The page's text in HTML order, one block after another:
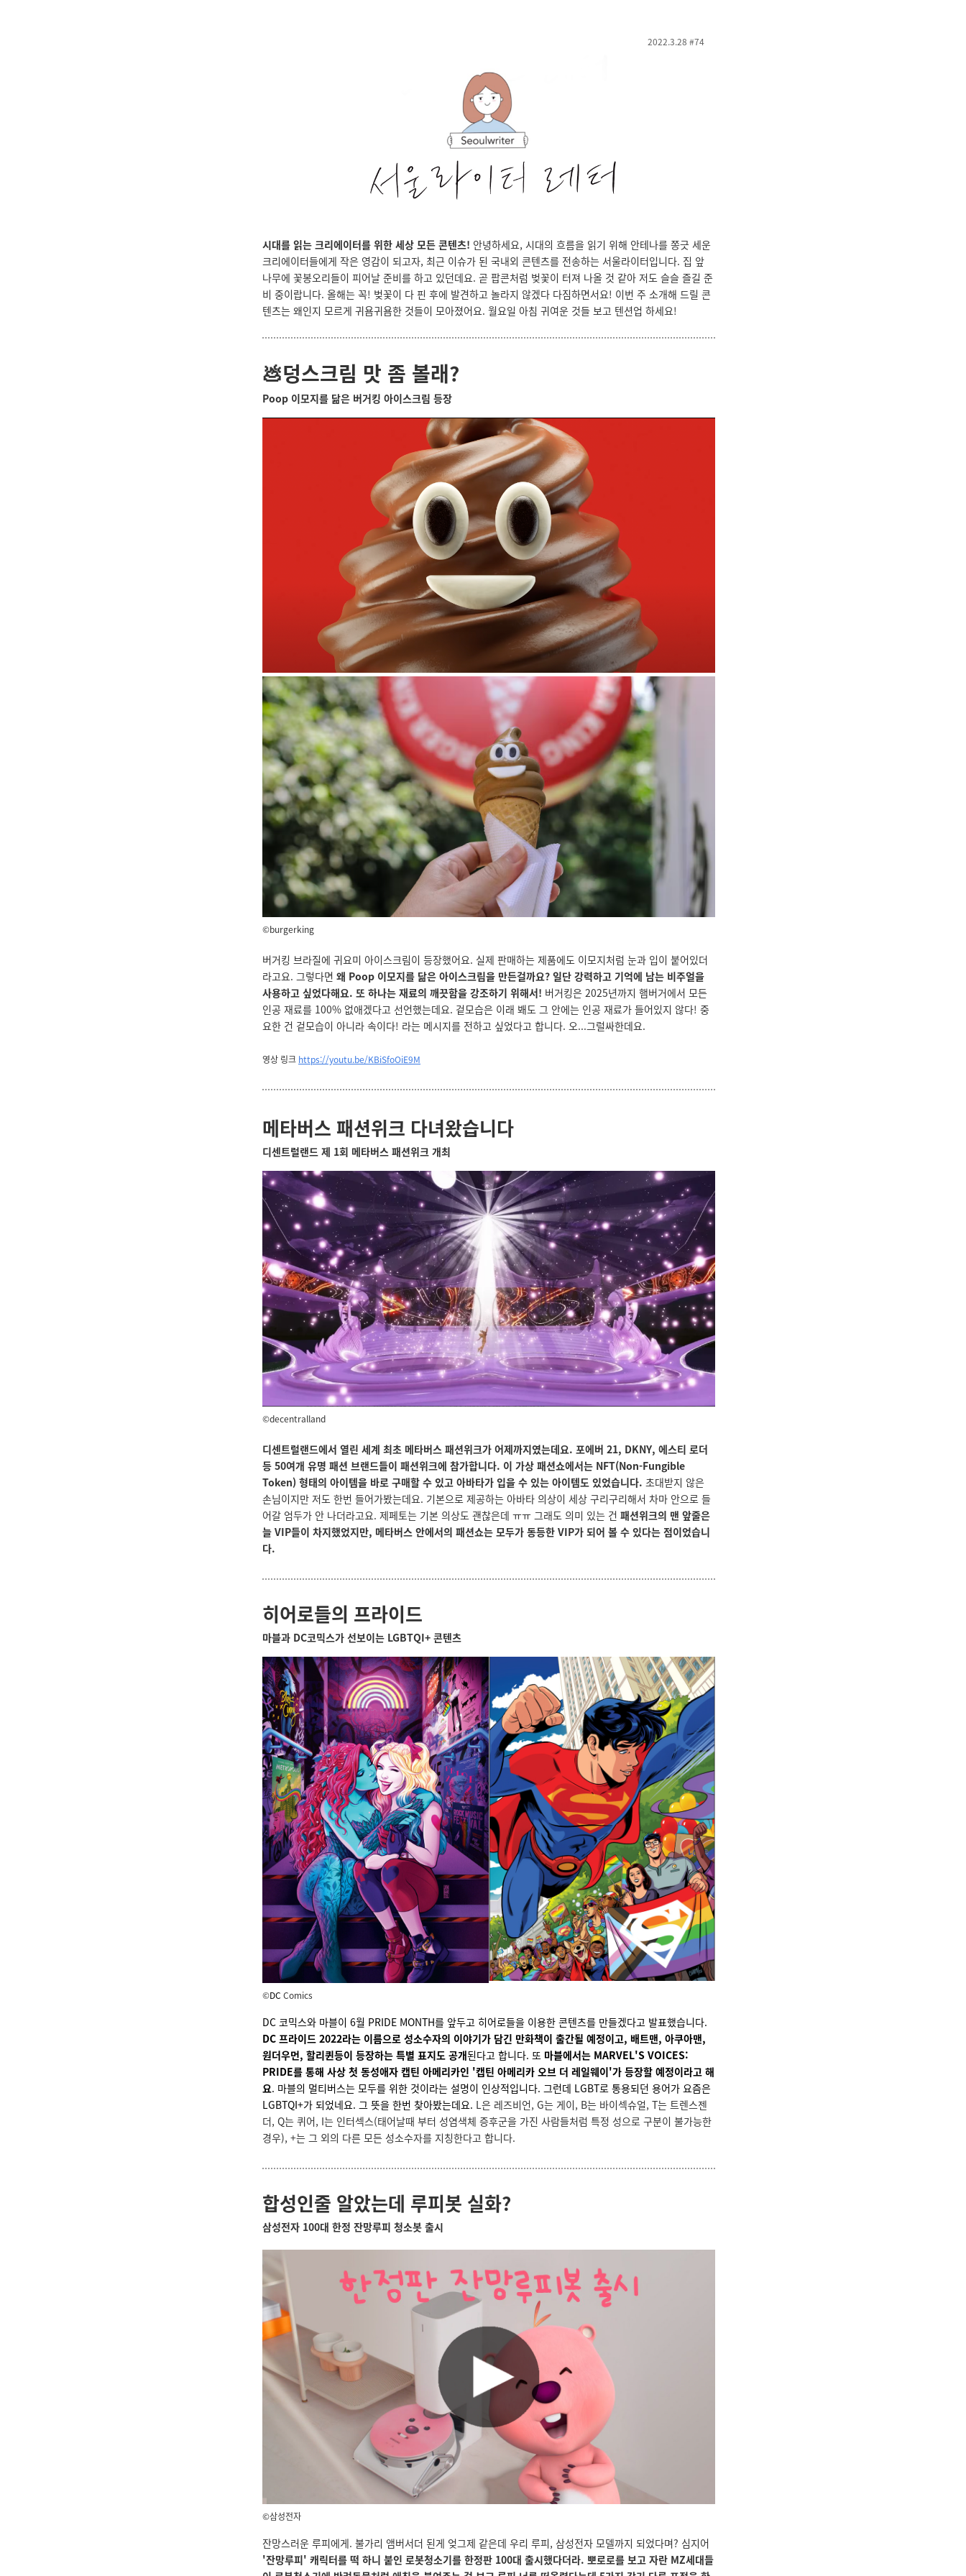
2022.3.28 #74
시대를 읽는 크리에이터를 위한 세상 모든 콘텐츠! 안녕하세요, 시대의 흐름을 읽기 위해 안테나를 쫑긋 세운
크리에이터들에게 작은 영감이 되고자, 최근 이슈가 된 국내외 콘텐츠를 전송하는 서울라이터입니다. 집 앞
나무에 꽃봉오리들이 피어날 준비를 하고 있던데요. 곧 팝콘처럼 벚꽃이 터져 나올 것 같아 저도 슬슬 즐길 준
비 중이랍니다. 올해는 꼭! 벚꽃이 다 핀 후에 발견하고 놀라지 않겠다 다짐하면서요! 이번 주 소개해 드릴 콘
텐츠는 왜인지 모르게 귀욤귀욤한 것들이 모아졌어요. 월요일 아침 귀여운 것들 보고 텐션업 하세요!
💩덩스크림 맛 좀 볼래?
Poop 이모지를 닮은 버거킹 아이스크림 등장
©burgerking
버거킹 브라질에 귀요미 아이스크림이 등장했어요. 실제 판매하는 제품에도 이모지처럼 눈과 입이 붙어있더
라고요. 그렇다면 왜 Poop 이모지를 닮은 아이스크림을 만든걸까요? 일단 강력하고 기억에 남는 비주얼을
사용하고 싶었다해요. 또 하나는 재료의 깨끗함을 강조하기 위해서! 버거킹은 2025년까지 햄버거에서 모든
인공 재료를 100% 없애겠다고 선언했는데요. 겉모습은 이래 봬도 그 안에는 인공 재료가 들어있지 않다! 중
요한 건 겉모습이 아니라 속이다! 라는 메시지를 전하고 싶었다고 합니다. 오...그럴싸한데요.
영상 링크 https://youtu.be/KBiSfoOiE9M
메타버스 패션위크 다녀왔습니다
디센트럴랜드 제 1회 메타버스 패션위크 개최
©decentralland
디센트럴랜드에서 열린 세계 최초 메타버스 패션위크가 어제까지였는데요. 포에버 21, DKNY, 에스티 로더
등 50여개 유명 패션 브랜드들이 패션위크에 참가합니다. 이 가상 패션쇼에서는 NFT(Non-Fungible
Token) 형태의 아이템을 바로 구매할 수 있고 아바타가 입을 수 있는 아이템도 있었습니다. 초대받지 않은
손님이지만 저도 한번 들어가봤는데요. 기본으로 제공하는 아바타 의상이 세상 구리구리해서 차마 안으로 들
어갈 엄두가 안 나더라고요. 제페토는 기본 의상도 괜찮은데 ㅠㅠ 그래도 의미 있는 건 패션위크의 맨 앞줄은
늘 VIP들이 차지했었지만, 메타버스 안에서의 패션쇼는 모두가 동등한 VIP가 되어 볼 수 있다는 점이었습니
다.
히어로들의 프라이드
마블과 DC코믹스가 선보이는 LGBTQI+ 콘텐츠
©DC Comics
DC 코믹스와 마블이 6월 PRIDE MONTH를 앞두고 히어로들을 이용한 콘텐츠를 만들겠다고 발표했습니다.
DC 프라이드 2022라는 이름으로 성소수자의 이야기가 담긴 만화책이 출간될 예정이고, 배트맨, 아쿠아맨,
원더우먼, 할리퀸등이 등장하는 특별 표지도 공개된다고 합니다. 또 마블에서는 MARVEL'S VOICES:
PRIDE를 통해 사상 첫 동성애자 캡틴 아메리카인 '캡틴 아메리카 오브 더 레일웨이'가 등장할 예정이라고 해
요. 마블의 멀티버스는 모두를 위한 것이라는 설명이 인상적입니다. 그런데 LGBT로 통용되던 용어가 요즘은
LGBTQI+가 되었네요. 그 뜻을 한번 찾아봤는데요. L은 레즈비언, G는 게이, B는 바이섹슈얼, T는 트렌스젠
더, Q는 퀴어, I는 인터섹스(태어날때 부터 성염색체 증후군을 가진 사람들처럼 특정 성으로 구분이 불가능한
경우), +는 그 외의 다른 모든 성소수자를 지칭한다고 합니다.
합성인줄 알았는데 루피봇 실화?
삼성전자 100대 한정 잔망루피 청소봇 출시
©삼성전자
잔망스러운 루피에게. 불가리 앰버서더 된게 엊그제 같은데 우리 루피, 삼성전자 모델까지 되었다며? 심지어
'잔망루피' 캐릭터를 떡 하니 붙인 로봇청소기를 한정판 100대 출시했다더라. 뽀로로를 보고 자란 MZ세대들